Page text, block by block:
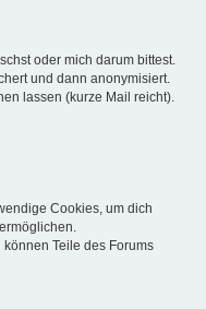
oder mich darum bittest.
und dann anonymisiert.
lassen (kurze Mail reicht).
Cookies, um dich
Teile des Forums